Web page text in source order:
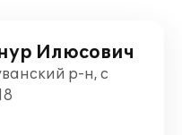
Илюсович
р-н, с